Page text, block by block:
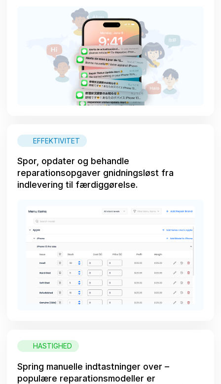
EFFEKTIVITET
Spor, opdater og behandle
reparationsopgaver gnidningsløst fra
indlevering til færdiggørelse.
HASTIGHED
Spring manuelle indtastninger over –
populære reparationsmodeller er